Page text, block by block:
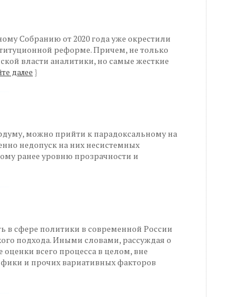
Собранию от 2020 года уже окрестили
реформе. Причем, не только
власти аналитики, но самые жесткие
далее }
можно прийти к парадоксальному на
недопуск на них несистемных
ранее уровню прозрачности и
в сфере политики в современной России
подхода. Иными словами, рассуждая о
всего процесса в целом, вне
и прочих вариативных факторов